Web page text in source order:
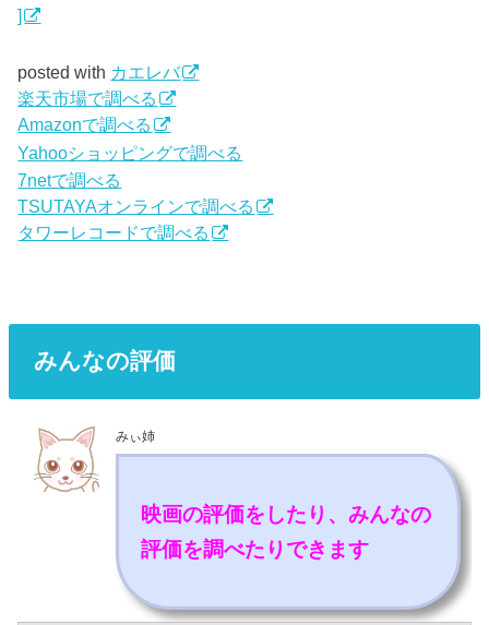
]
posted with カエレバ
楽天市場で調べる
Amazonで調べる
Yahooショッピングで調べる
7netで調べる
TSUTAYAオンラインで調べる
タワーレコードで調べる
みんなの評価
みぃ姉
映画の評価をしたり、みんなの
評価を調べたりできます